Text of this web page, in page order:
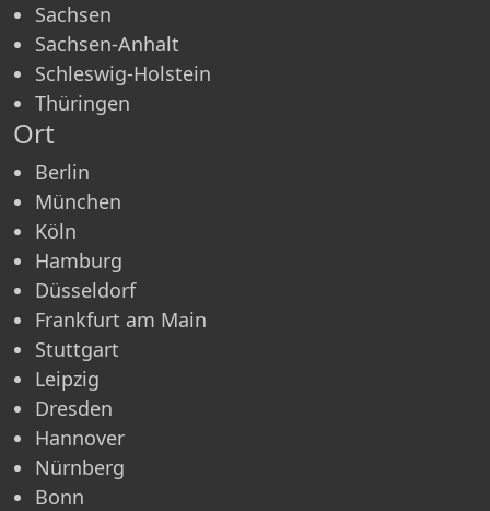
Sachsen
Sachsen-Anhalt
Schleswig-Holstein
Thüringen
Ort
Berlin
München
Köln
Hamburg
Düsseldorf
Frankfurt am Main
Stuttgart
Leipzig
Dresden
Hannover
Nürnberg
Bonn